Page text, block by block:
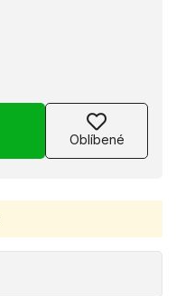
Oblíbené